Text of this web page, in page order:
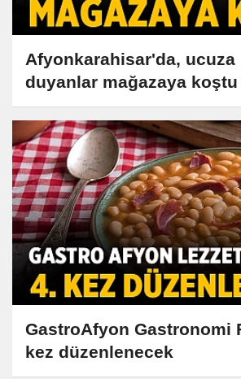
Afyonkarahisar'da, ucuza
duyanlar mağazaya koştu
GastroAfyon Gastronomi
kez düzenlenecek